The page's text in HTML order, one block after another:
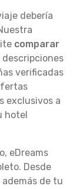
debería
comparar
verificadas
exclusivos a
hotel
eDreams
Desde
de tu